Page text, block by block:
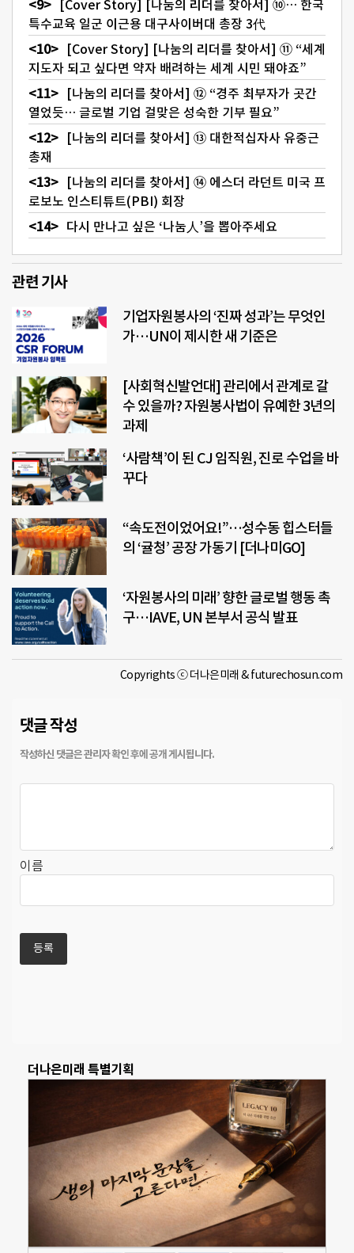
[Cover Story] [나눔의 리더를 찾아서] ⑩… 한국
특수교육 일군 이근용 대구사이버대 총장 3代
[Cover Story] [나눔의 리더를 찾아서] ⑪ “세계
지도자 되고 싶다면 약자 배려하는 세계 시민 돼야죠”
[나눔의 리더를 찾아서] ⑫ “경주 최부자가 곳간
열었듯… 글로벌 기업 걸맞은 성숙한 기부 필요”
[나눔의 리더를 찾아서] ⑬ 대한적십자사 유중근
총재
[나눔의 리더를 찾아서] ⑭ 에스더 라던트 미국 프
로보노 인스티튜트(PBI) 회장
다시 만나고 싶은 ‘나눔人’을 뽑아주세요
관련 기사
기업자원봉사의 ‘진짜 성과’는 무엇인
가…UN이 제시한 새 기준은
[사회혁신발언대] 관리에서 관계로 갈
수 있을까? 자원봉사법이 유예한 3년의
과제
‘사람책’이 된 CJ 임직원, 진로 수업을 바
꾸다
“속도전이었어요!”…성수동 힙스터들
의 ‘귤청’ 공장 가동기 [더나미GO]
‘자원봉사의 미래’ 향한 글로벌 행동 촉
구…IAVE, UN 본부서 공식 발표
Copyrights ⓒ 더나은미래 & futurechosun.com
댓글 작성
이름
더나은미래 특별기획